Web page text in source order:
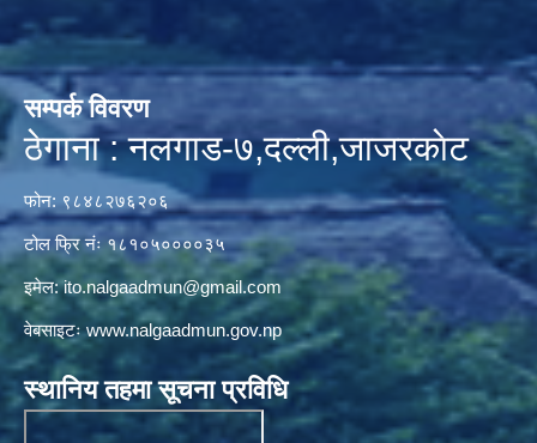
सम्पर्क विवरण
ठेगाना : नलगाड-७,दल्ली,जाजरकाेट
फोन: ९८४८२७६२०६
टोल फ्रि नंः १८१०५००००३५
इमेल:ito.nalgaadmun@gmail.com
वेबसाइटःwww.nalgaadmun.gov.np
स्थानिय तहमा सूचना प्रविधि